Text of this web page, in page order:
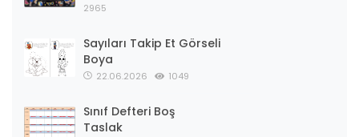
2965
Sayıları Takip Et Görseli
Boya
22.06.2026 1049
Sınıf Defteri Boş
Taslak